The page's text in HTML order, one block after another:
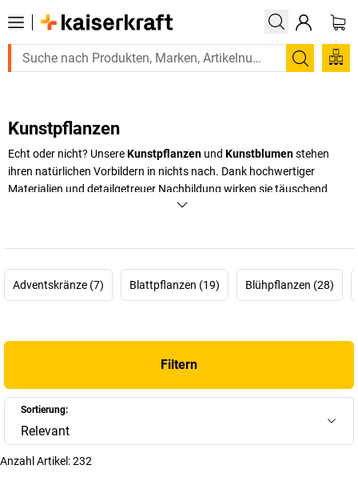
Suchen
Kunstpflanzen
Echt oder nicht? UnsereKunstpflanzen und Kunstblumenstehen
ihren natürlichen Vorbildern in nichts nach. Dank hochwertiger
Materialien und detailgetreuer Nachbildung wirken sie täuschend
echt. Sie sind nicht nur eine pflegeleichte Alternative, sondern auch
wenig Tageslicht sind sie ideal, da sie ohne Pflegeaufwand immer
bis hin zu kleinen Deko-Pflanzen – wir bieten für jeden Bedarf die
schaffen Sie eine inspirierende Arbeitsumgebung, die begeistert!
Mehr anzeigen
Adventskränze (7) Blattpflanzen (19) Blühpflanzen (28)
Filtern
Sortierung:
Relevant
Anzahl Artikel:232